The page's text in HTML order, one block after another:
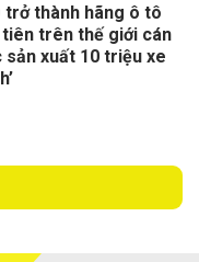
trở thành hãng ô tô
trên thế giới cán
sản xuất 10 triệu xe